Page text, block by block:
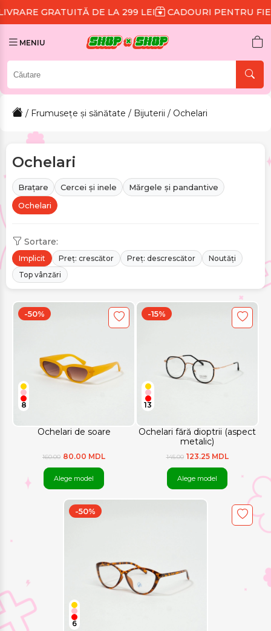
DE LA 299 LEI CADOURI PENTRU FIECARE
MENIU
/ Frumusețe și sănătate / Bijuterii / Ochelari
Ochelari
Brațare Cercei și inele
Mărgele și pandantive
Ochelari
Sortare:
Implicit Preț: crescător Preț: descrescător
Noutăți
Top vânzări
Ochelari de soare
-50%
8
160.00 80.00 MDL
Alege model
Ochelari fără dioptrii (aspect
metalic)
-15%
13
145.00 123.25 MDL
Alege model
-50%
6